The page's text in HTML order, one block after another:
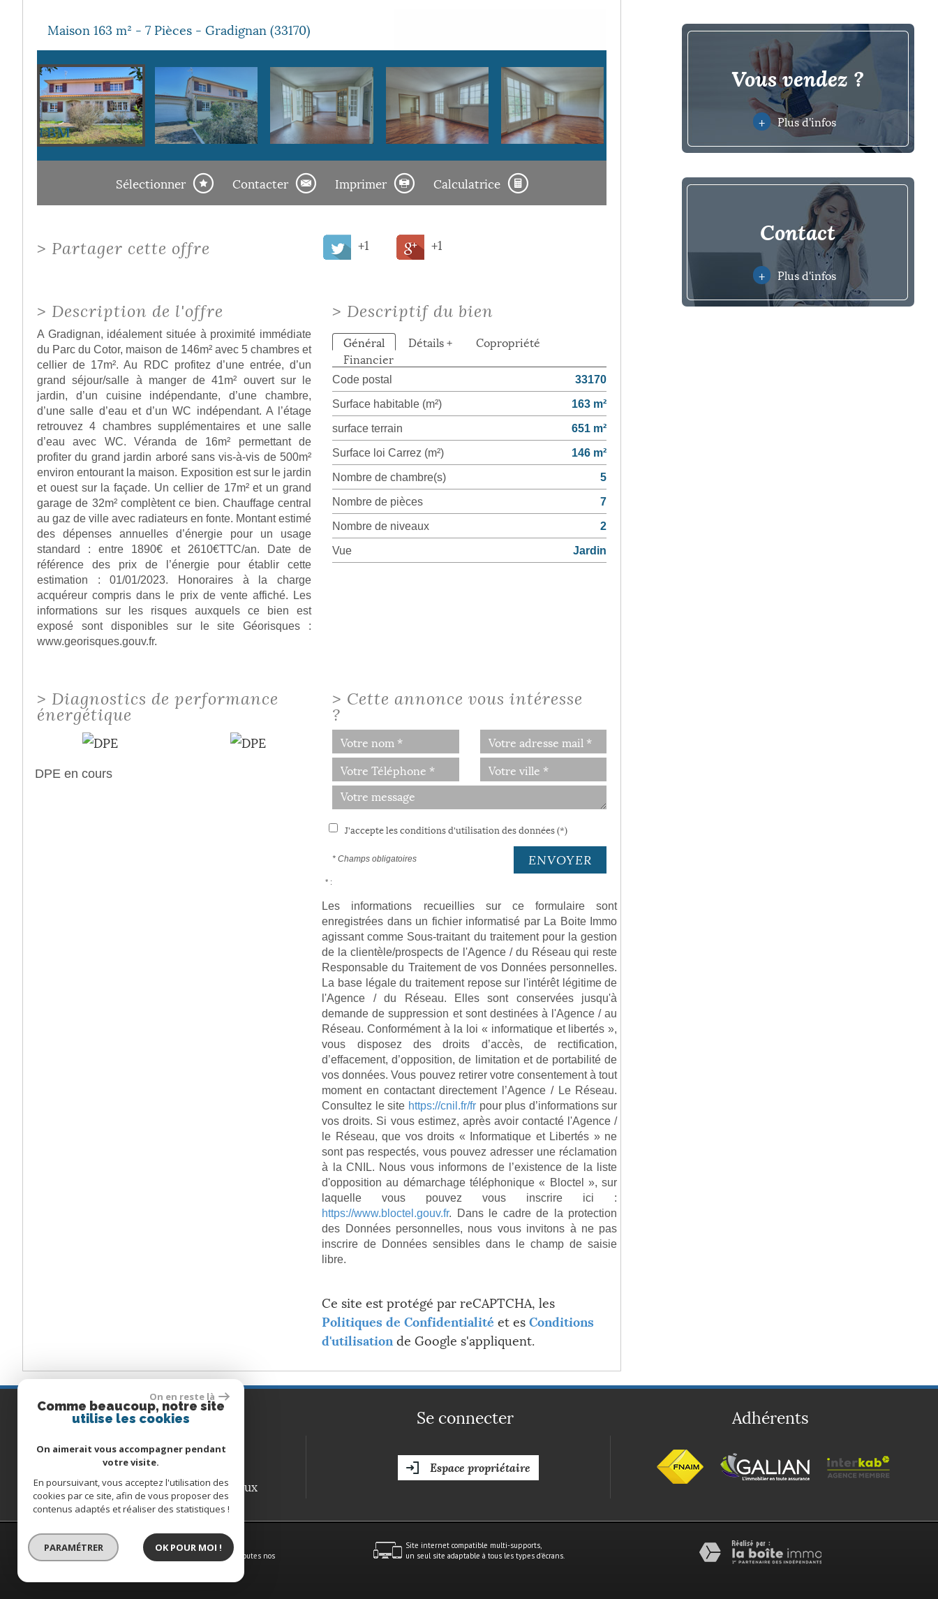
Maison 163 m² - 7 Pièces - Gradignan (33170)
Sélectionner Contacter Imprimer Calculatrice
> Partager cette offre +1 +1
> Description de l'offre
A Gradignan, idéalement située à proximité immédiate
du Parc du Cotor, maison de 146m² avec 5 chambres et
cellier de 17m². Au RDC profitez d’une entrée, d’un
grand séjour/salle à manger de 41m² ouvert sur le
jardin, d’un cuisine indépendante, d’une chambre,
d’une salle d’eau et d’un WC indépendant. A l’étage
retrouvez 4 chambres supplémentaires et une salle
d’eau avec WC. Véranda de 16m² permettant de
profiter du grand jardin arboré sans vis-à-vis de 500m²
environ entourant la maison. Exposition est sur le jardin
et ouest sur la façade. Un cellier de 17m² et un grand
garage de 32m² complètent ce bien. Chauffage central
au gaz de ville avec radiateurs en fonte. Montant estimé
des dépenses annuelles d’énergie pour un usage
standard : entre 1890€ et 2610€TTC/an. Date de
référence des prix de l’énergie pour établir cette
estimation : 01/01/2023. Honoraires à la charge
acquéreur compris dans le prix de vente affiché. Les
informations sur les risques auxquels ce bien est
exposé sont disponibles sur le site Géorisques :
www.georisques.gouv.fr.
> Descriptif du bien
Général Détails +
Copropriété
Financier
Code postal
33170
Surface habitable (m²)
163 m²
surface terrain
651 m²
Surface loi Carrez (m²)
146 m²
Nombre de chambre(s)
5
Nombre de pièces
7
Nombre de niveaux
2
Vue
Jardin
> Diagnostics de performance
énergétique
DPE en cours
> Cette annonce vous intéresse
?
J'accepte les conditions d'utilisation des données (*)
* Champs obligatoires ENVOYER
* :
Les informations recueillies sur ce formulaire sont
enregistrées dans un fichier informatisé par La Boite Immo
agissant comme Sous-traitant du traitement pour la gestion
de la clientèle/prospects de l'Agence / du Réseau qui reste
Responsable du Traitement de vos Données personnelles.
La base légale du traitement repose sur l'intérêt légitime de
l'Agence / du Réseau. Elles sont conservées jusqu'à
demande de suppression et sont destinées à l'Agence / au
Réseau. Conformément à la loi « informatique et libertés »,
vous disposez des droits d’accès, de rectification,
d’effacement, d’opposition, de limitation et de portabilité de
vos données. Vous pouvez retirer votre consentement à tout
moment en contactant directement l’Agence / Le Réseau.
Consultez le site https://cnil.fr/frpour plus d’informations sur
vos droits. Si vous estimez, après avoir contacté l'Agence /
le Réseau, que vos droits « Informatique et Libertés » ne
sont pas respectés, vous pouvez adresser une réclamation
à la CNIL. Nous vous informons de l’existence de la liste
d'opposition au démarchage téléphonique « Bloctel », sur
laquelle vous pouvez vous inscrire ici :
https://www.bloctel.gouv.fr. Dans le cadre de la protection
des Données personnelles, nous vous invitons à ne pas
inscrire de Données sensibles dans le champ de saisie
libre.
Ce site est protégé par reCAPTCHA, les
Politiques de Confidentialité et esConditions
d'utilisation de Google s'appliquent.
vous vendez ?
Plus d'infos
+
contact
Plus d'infos
+
Contactez-nous
TÉL : 06 50 46 31 60
contact@immobm.fr
ADRESSE : 127 Rue Blanqui, 33300 Bordeaux
Se connecter
Espace propriétaire
Adhérents
© 2026 | Tous droits réservés | Traduction powered by Google
Plan du site
Mentions légales Nos honoraires Admin
Toutes nos
Site internet compatible multi-supports,
un seul site adaptable à tous les types d'écrans.
On en reste là
Comme beaucoup, notre site
utilise les cookies
On aimerait vous accompagner pendant
votre visite.
En poursuivant, vous acceptez l'utilisation des
cookies par ce site, afin de vous proposer des
contenus adaptés et réaliser des statistiques !
PARAMÉTRER OK POUR MOI !